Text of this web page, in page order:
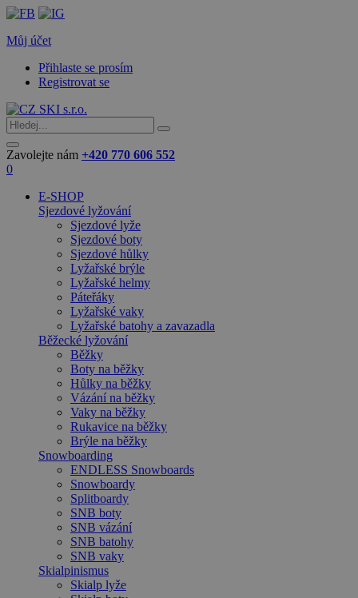
Můj účet
Přihlaste se prosím
Registrovat se
Zavolejte nám +420 770 606 552
0
E-SHOP
Sjezdové lyžování
Sjezdové lyže
Sjezdové boty
Sjezdové hůlky
Lyžařské brýle
Lyžařské helmy
Páteřáky
Lyžařské vaky
Lyžařské batohy a zavazadla
Běžecké lyžování
Běžky
Boty na běžky
Hůlky na běžky
Vázání na běžky
Vaky na běžky
Rukavice na běžky
Brýle na běžky
Snowboarding
ENDLESS Snowboards
Snowboardy
Splitboardy
SNB boty
SNB vázání
SNB batohy
SNB vaky
Skialpinismus
Skialp lyže